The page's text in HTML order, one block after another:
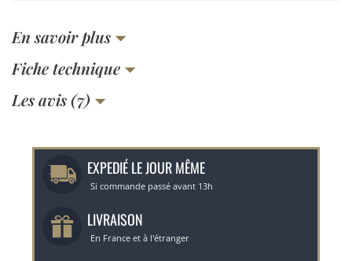
En savoir plus
Fiche technique
Les avis (7)
EXPEDIÉ LE JOUR MÊME
Si commande passé avant 13h
LIVRAISON
En France et à l'étranger